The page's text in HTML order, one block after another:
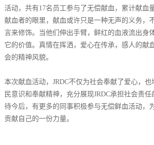
活动，共有17名员工参与了无偿献血，累计献血
献血者的眼里，献血或许只是一种无声的义务，
言来修饰。当他们伸出手臂，鲜红的血液流出身
它的价值。真情在挥洒，爱心在传承，感人的献
会的精神风貌。
本次献血活动，JRDC不仅为社会奉献了爱心，
民意识和奉献精神，充分展现JRDC承担社会责
待今后，有更多的同事积极参与无偿鲜血活动，
贡献自己的一份力量。